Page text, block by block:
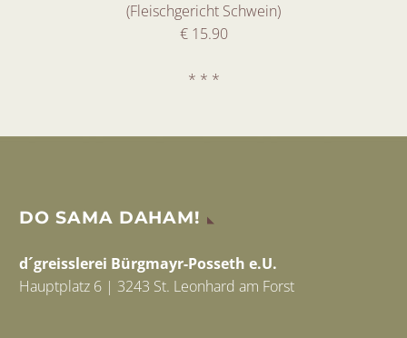
(Fleischgericht Schwein)
€ 15.90
* * *
DO SAMA DAHAM!
d´greisslerei Bürgmayr-Posseth e.U.
Hauptplatz 6 | 3243 St. Leonhard am Forst